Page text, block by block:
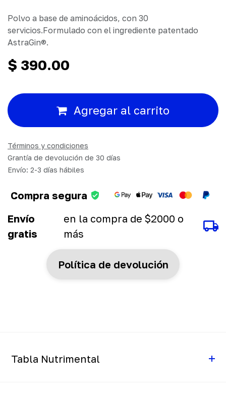
Polvo a base de aminoácidos, con 30
servicios.Formulado con el ingrediente patentado
AstraGin®.
$ 390.00
Agregar al carrito
Términos y condiciones
Grantía de devolución de 30 días
Envío: 2-3 días hábiles
Compra segura
Envío
gratis
en la compra de $2000 o
más
Política de devolución
Tabla Nutrimental